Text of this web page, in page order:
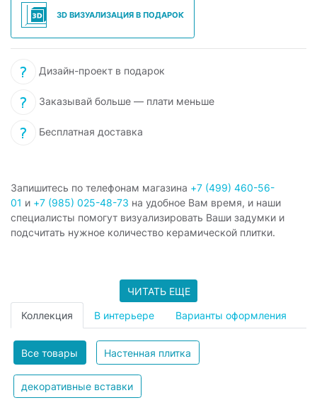
3D ВИЗУАЛИЗАЦИЯ В ПОДАРОК
Дизайн-проект в подарок
Заказывай больше — плати меньше
Бесплатная доставка
Запишитесь по телефонам магазина +7 (499) 460-56-
01 и +7 (985) 025-48-73 на удобное Вам время, и наши
специалисты помогут визуализировать Ваши задумки и
подсчитать нужное количество керамической плитки.
ЧИТАТЬ ЕЩЕ
Коллекция В интерьере Варианты оформления
Все товары Настенная плитка
декоративные вставки